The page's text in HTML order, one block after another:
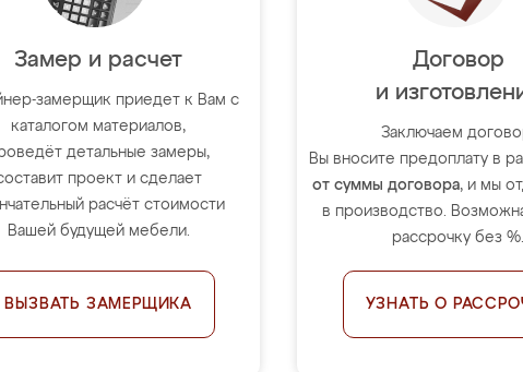
Замер и расчет
замерщик приедет к Вам с
каталогом материалов,
детальные замеры,
проект и сделает
расчёт стоимости
Вашей будущей мебели.
ВЫЗВАТЬ ЗАМЕРЩИКА
Договор
и
Заключаем
Вы вносите предоплату в
от суммы договора, и мы
в производство.
рассрочку без
УЗНАТЬ О